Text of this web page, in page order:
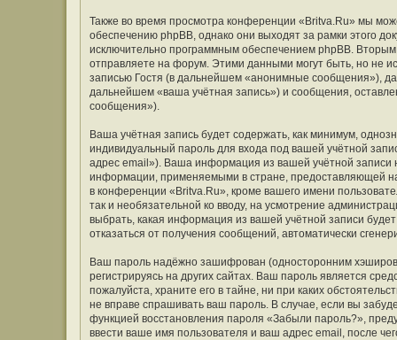
Также во время просмотра конференции «Britva.Ru» мы
обеспечению phpBB, однако они выходят за рамки этого
исключительно программным обеспечением phpBB.
отправляете на форум. Этими данными могут быть, но не
записью Гостя (в дальнейшем «анонимные сообщения»),
дальнейшем «ваша учётная запись») и сообщения,
сообщения»).
Ваша учётная запись будет содержать, как минимум,
индивидуальный пароль для входа под вашей учётной
адрес email»). Ваша информация из вашей учётной
информации, применяемыми в стране, предоставляющей
в конференции «Britva.Ru», кроме вашего имени
так и необязательной ко вводу, на усмотрение
выбрать, какая информация из вашей учётной записи
отказаться от получения сообщений, автоматически
Ваш пароль надёжно зашифрован (односторонним
регистрируясь на других сайтах. Ваш пароль является
пожалуйста, храните его в тайне, ни при каких
не вправе спрашивать ваш пароль. В случае, если вы
функцией восстановления пароля «Забыли пароль?»,
ввести ваше имя пользователя и ваш адрес email, после